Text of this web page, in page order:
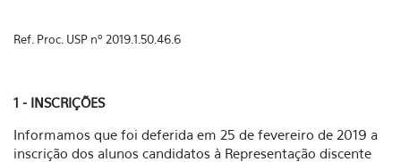
Ref. Proc. USP nº 2019.1.50.46.6
1 - INSCRIÇÕES
Informamos que foi deferida em 25 de fevereiro de 2019 a
inscrição dos alunos candidatos à Representação discente